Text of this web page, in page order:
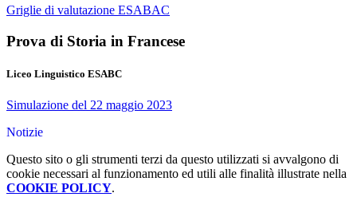
Griglie di valutazione ESABAC
Prova di Storia in Francese
Liceo Linguistico ESABC
Simulazione del 22 maggio 2023
Notizie
Questo sito o gli strumenti terzi da questo utilizzati si avvalgono di
cookie necessari al funzionamento ed utili alle finalità illustrate nella
COOKIE POLICY.